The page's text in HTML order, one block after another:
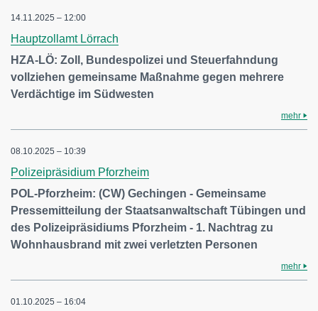
14.11.2025 – 12:00
Hauptzollamt Lörrach
HZA-LÖ: Zoll, Bundespolizei und Steuerfahndung
vollziehen gemeinsame Maßnahme gegen mehrere
Verdächtige im Südwesten
mehr
08.10.2025 – 10:39
Polizeipräsidium Pforzheim
POL-Pforzheim: (CW) Gechingen - Gemeinsame
Pressemitteilung der Staatsanwaltschaft Tübingen und
des Polizeipräsidiums Pforzheim - 1. Nachtrag zu
Wohnhausbrand mit zwei verletzten Personen
mehr
01.10.2025 – 16:04